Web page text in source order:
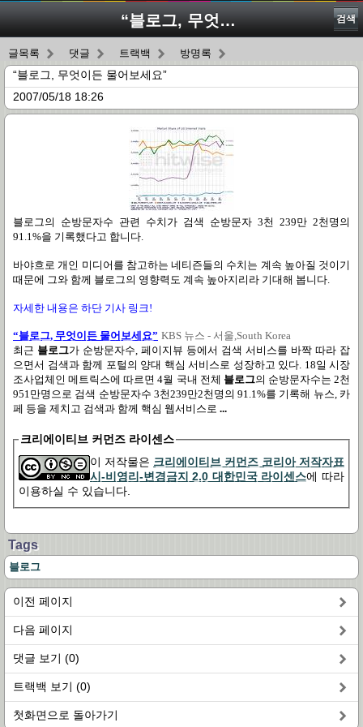
“블로그, 무엇이든 물어보세요” 검색
글목록 댓글 트랙백 방명록
“블로그, 무엇이든 물어보세요”
2007/05/18 18:26
블로그의 순방문자수 관련 수치가 검색 순방문자 3천 239만 2천명의
91.1%을 기록했다고 합니다.
바야흐로 개인 미디어를 참고하는 네티즌들의 수치는 계속 높아질 것이기
때문에 그와 함께 블로그의 영향력도 계속 높아지리라 기대해 봅니다.
자세한 내용은 하단 기사 링크!
“블로그, 무엇이든 물어보세요” KBS 뉴스 - 서울,South Korea
최근 블로그가 순방문자수, 페이지뷰 등에서 검색 서비스를 바짝 따라 잡
으면서 검색과 함께 포털의 양대 핵심 서비스로 성장하고 있다. 18일 시장
조사업체인 메트릭스에 따르면 4월 국내 전체 블로그의 순방문자수는 2천
951만명으로 검색 순방문자수 3천239만2천명의 91.1%를 기록해 뉴스, 카
페 등을 제치고 검색과 함께 핵심 웹서비스로 ...
크리에이티브 커먼즈 라이센스
이 저작물은 크리에이티브 커먼즈 코리아 저작자표
시-비영리-변경금지 2.0 대한민국 라이센스에 따라
이용하실 수 있습니다.
Tags
블로그
이전 페이지
다음 페이지
댓글 보기 (0)
트랙백 보기 (0)
첫화면으로 돌아가기